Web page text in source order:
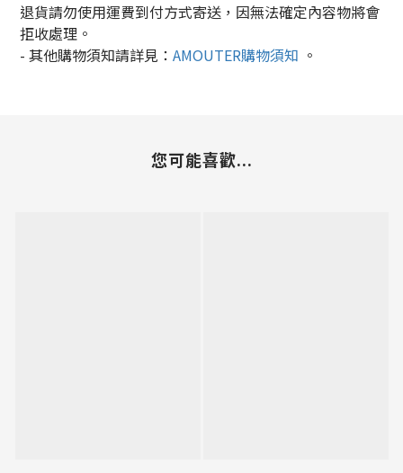
退貨請勿使用運費到付方式寄送，因無法確定內容物將會
拒收處理。
- 其他購物須知請詳見： AMOUTER購物須知 。
您可能喜歡...